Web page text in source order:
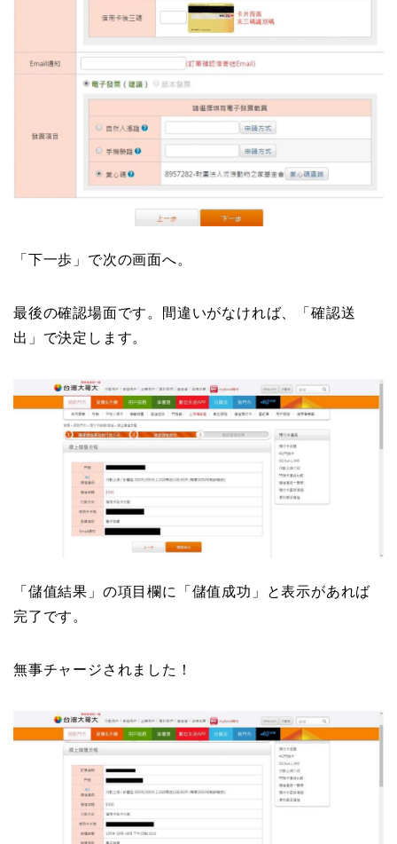
「下一歩」で次の画面へ。
最後の確認場面です。間違いがなければ、「確認送
出」で決定します。
「儲值結果」の項目欄に「儲值成功」と表示があれば
完了です。
無事チャージされました！